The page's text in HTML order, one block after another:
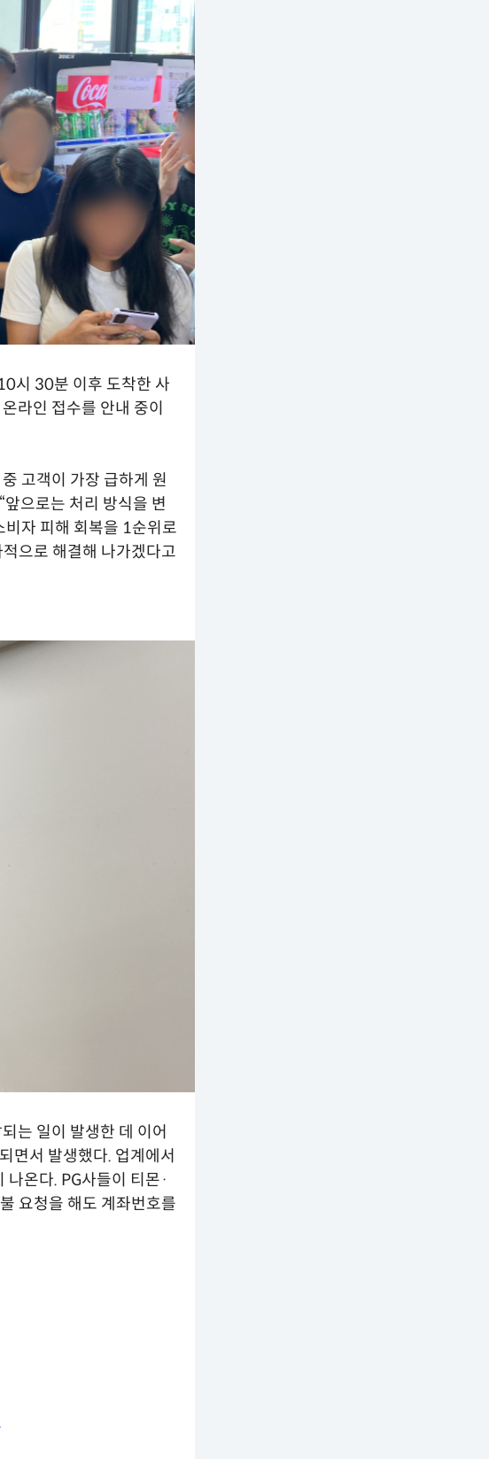
시 30분 이후 도착한 사
라인 접수를 안내 중이
고객이 가장 급하게 원
으로는 처리 방식을 변
비자 피해 회복을 1순위로
으로 해결해 나가겠다고
는 일이 발생한 데 이어
면서 발생했다. 업계에서
온다. PG사들이 티몬·
요청을 해도 계좌번호를